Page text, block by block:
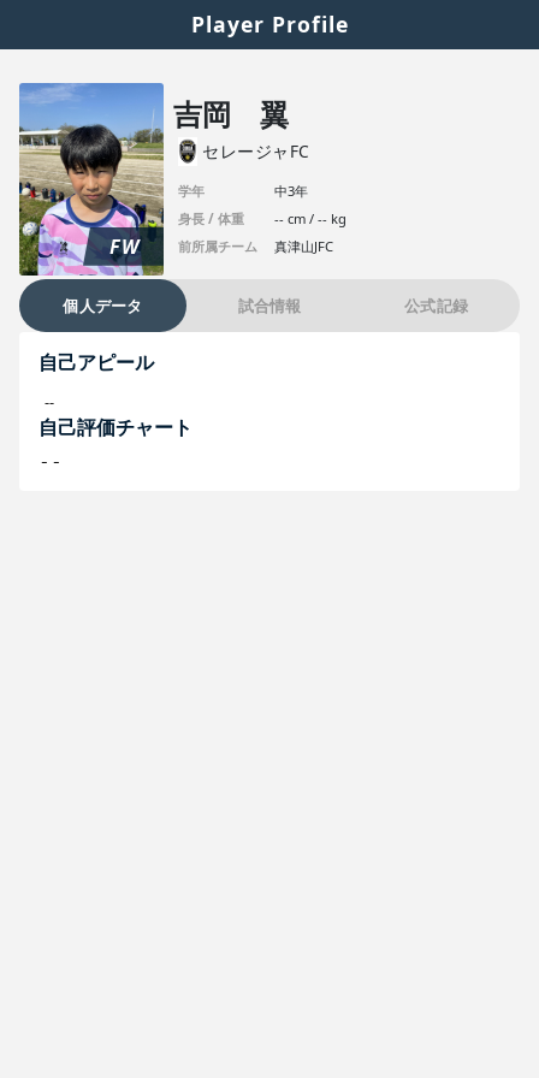
Player Profile
FW
吉岡 翼
セレージャFC
学年
中3年
身長 / 体重
-- cm / -- kg
前所属チーム
真津山JFC
個人データ 試合情報 公式記録
自己アピール
--
自己評価チャート
--